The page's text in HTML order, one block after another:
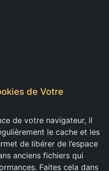
de Votre
de votre navigateur, il
le cache et les
de libérer de l’espace
anciens fichiers qui
Faites cela dans